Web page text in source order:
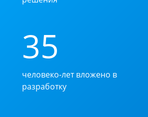
35
человеко-лет вложено в
разработку